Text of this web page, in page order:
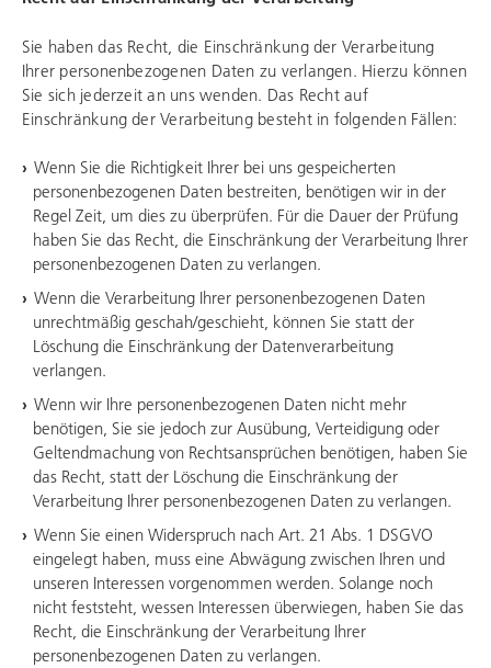
Sie haben das Recht, die Einschränkung der Verarbeitung
Ihrer personenbezogenen Daten zu verlangen. Hierzu können
Sie sich jederzeit an uns wenden. Das Recht auf
Einschränkung der Verarbeitung besteht in folgenden Fällen:
Wenn Sie die Richtigkeit Ihrer bei uns gespeicherten
personenbezogenen Daten bestreiten, benötigen wir in der
Regel Zeit, um dies zu überprüfen. Für die Dauer der Prüfung
haben Sie das Recht, die Einschränkung der Verarbeitung Ihrer
personenbezogenen Daten zu verlangen.
Wenn die Verarbeitung Ihrer personenbezogenen Daten
unrechtmäßig geschah/geschieht, können Sie statt der
Löschung die Einschränkung der Datenverarbeitung
verlangen.
Wenn wir Ihre personenbezogenen Daten nicht mehr
benötigen, Sie sie jedoch zur Ausübung, Verteidigung oder
Geltendmachung von Rechtsansprüchen benötigen, haben Sie
das Recht, statt der Löschung die Einschränkung der
Verarbeitung Ihrer personenbezogenen Daten zu verlangen.
Wenn Sie einen Widerspruch nach Art. 21 Abs. 1 DSGVO
eingelegt haben, muss eine Abwägung zwischen Ihren und
unseren Interessen vorgenommen werden. Solange noch
nicht feststeht, wessen Interessen überwiegen, haben Sie das
Recht, die Einschränkung der Verarbeitung Ihrer
personenbezogenen Daten zu verlangen.